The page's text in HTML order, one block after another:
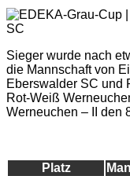
Sieger wurde nach
die Mannschaft von
Eberswalder SC und
Rot-Weiß
Werneuchen – II den
Platz